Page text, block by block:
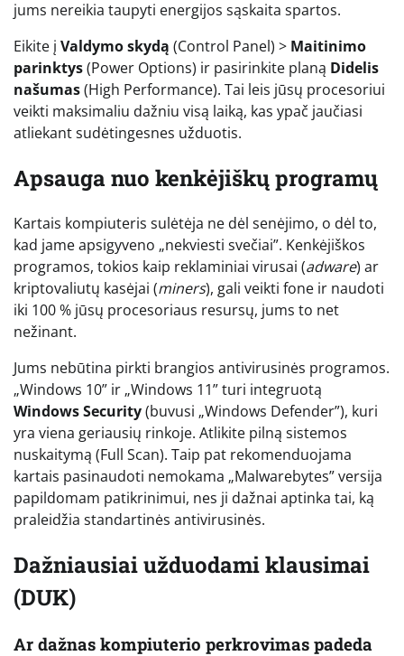
jums nereikia taupyti energijos sąskaita spartos.
Eikite į Valdymo skydą (Control Panel) > Maitinimo
parinktys(Power Options) ir pasirinkite planą Didelis
našumas(High Performance). Tai leis jūsų procesoriui
veikti maksimaliu dažniu visą laiką, kas ypač jaučiasi
atliekant sudėtingesnes užduotis.
Apsauga nuo kenkėjiškų programų
Kartais kompiuteris sulėtėja ne dėl senėjimo, o dėl to,
kad jame apsigyveno „nekviesti svečiai”. Kenkėjiškos
programos, tokios kaip reklaminiai virusai (adware) ar
kriptovaliutų kasėjai (miners), gali veikti fone ir naudoti
iki 100 % jūsų procesoriaus resursų, jums to net
nežinant.
Jums nebūtina pirkti brangios antivirusinės programos.
„Windows 10” ir „Windows 11” turi integruotą
Windows Security(buvusi „Windows Defender”), kuri
yra viena geriausių rinkoje. Atlikite pilną sistemos
nuskaitymą (Full Scan). Taip pat rekomenduojama
kartais pasinaudoti nemokama „Malwarebytes” versija
papildomam patikrinimui, nes ji dažnai aptinka tai, ką
praleidžia standartinės antivirusinės.
Dažniausiai užduodami klausimai
(DUK)
Ar dažnas kompiuterio perkrovimas padeda